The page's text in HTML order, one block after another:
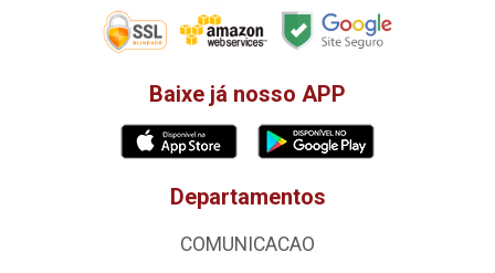
Baixe já nosso APP
Departamentos
COMUNICACAO